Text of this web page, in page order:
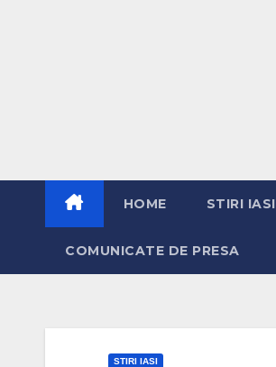
HOME STIRI IASI
COMUNICATE DE PRESA
STIRI IASI